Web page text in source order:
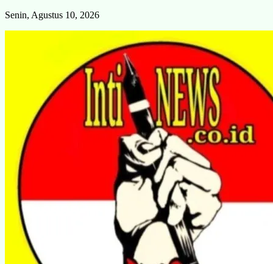
Skip
Senin, Agustus 10, 2026